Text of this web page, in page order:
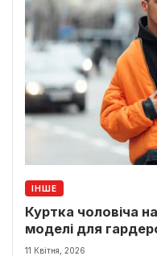
ІНШЕ
Куртка чоловіча
моделі для
11 Квітня, 2026